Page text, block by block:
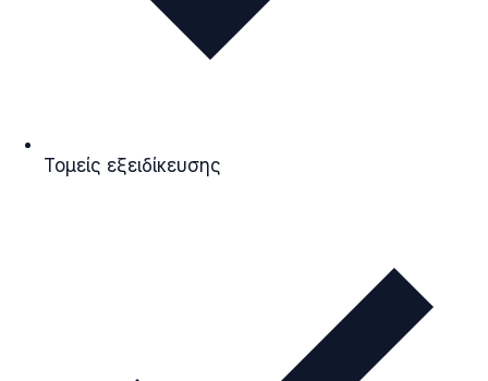
Τομείς εξειδίκευσης